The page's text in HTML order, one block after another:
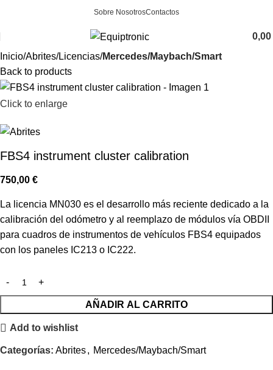
Sobre NosotrosContactos
0,00
Inicio Abrites Licencias Mercedes/Maybach/Smart
Back to products
Click to enlarge
FBS4 instrument cluster calibration
750,00 €
La licencia MN030 es el desarrollo más reciente dedicado a la
calibración del odómetro y al reemplazo de módulos vía OBDII
para cuadros de instrumentos de vehículos FBS4 equipados
con los paneles IC213 o IC222.
AÑADIR AL CARRITO
Add to wishlist
Categorías: Abrites, Mercedes/Maybach/Smart